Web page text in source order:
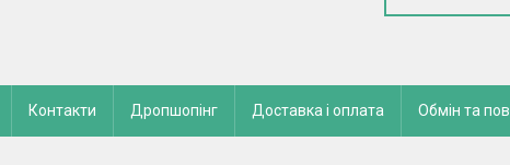
Контакти Дропшопінг Доставка і оплата Обмін та